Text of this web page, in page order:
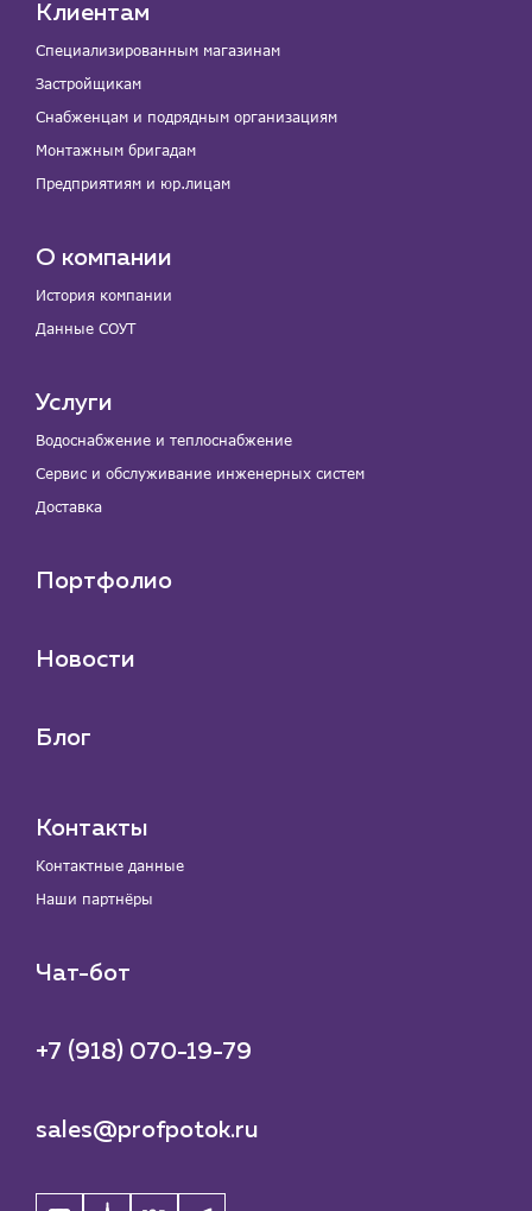
Клиентам
Специализированным магазинам
Застройщикам
Снабженцам и подрядным организациям
Монтажным бригадам
Предприятиям и юр.лицам
О компании
История компании
Данные СОУТ
Услуги
Водоснабжение и теплоснабжение
Сервис и обслуживание инженерных систем
Доставка
Портфолио
Новости
Блог
Контакты
Контактные данные
Наши партнёры
Чат-бот
+7 (918) 070-19-79
sales@profpotok.ru